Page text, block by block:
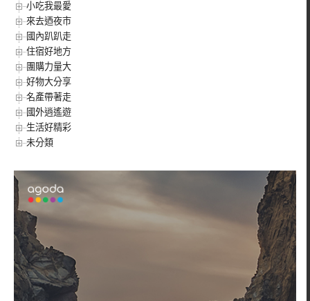
小吃我最愛
來去迺夜市
國內趴趴走
住宿好地方
團購力量大
好物大分享
名產帶著走
國外逍遙遊
生活好精彩
未分類